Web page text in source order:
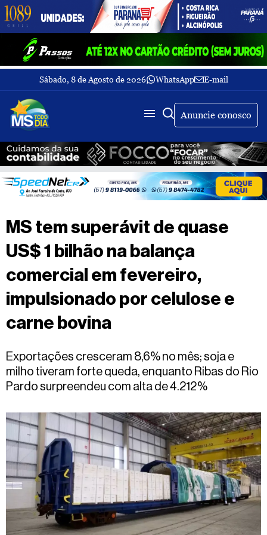
Sábado, 8 de Agosto de 2026 WhatsApp E-mail
Fechar Menu
Últimas
notícias
Galeria
de
fotos
Sobre
Nós
TV
MS
dia
Fale
Anuncie conosco
Buscar
MS tem superávit de quase
US$ 1 bilhão na balança
comercial em fevereiro,
impulsionado por celulose e
carne bovina
Exportações cresceram 8,6% no mês; soja e
milho tiveram forte queda, enquanto Ribas do Rio
Pardo surpreendeu com alta de 4.212%